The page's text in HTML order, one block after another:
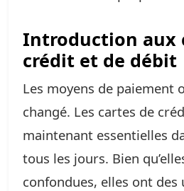
Introduction aux
crédit et de débit
Les moyens de paiement
changé. Les cartes de
maintenant essentielles
tous les jours. Bien
confondues, elles ont des